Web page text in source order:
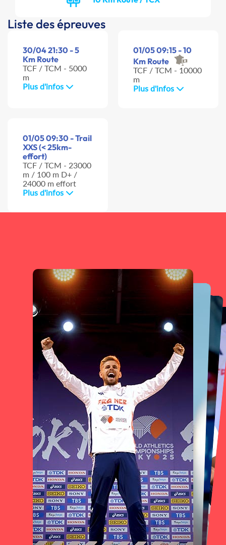
Liste des épreuves
30/04 21:30 - 5
Km Route
TCF / TCM - 5000
m
Plus d'infos
01/05 09:15 - 10
Km Route
TCF / TCM - 10000
m
Plus d'infos
01/05 09:30 - Trail
XXS (< 25km-
effort)
TCF / TCM - 23000
m / 100 m D+ /
24000 m effort
Plus d'infos